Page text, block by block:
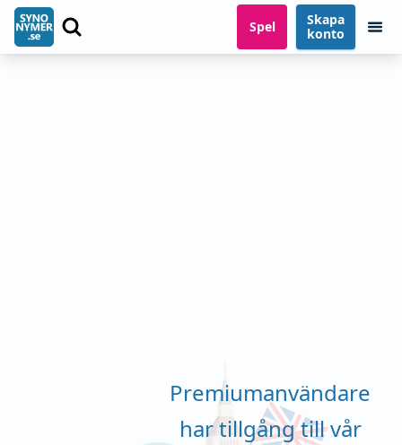
Spel
Skapa
konto
Premiumanvändare
har tillgång till vår